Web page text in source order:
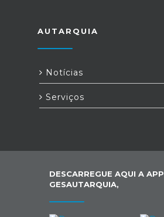
AUTARQUIA
Notícias
Serviços
DESCARREGUE AQUI A APP
GESAUTARQUIA,